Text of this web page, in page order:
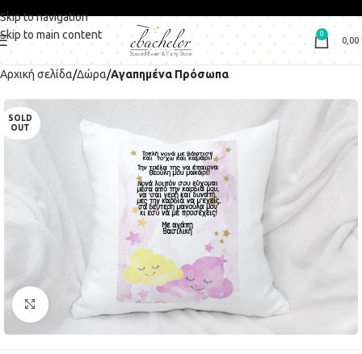
Skip to navigation
Skip to main content
0
0,00
Αρχική σελίδα Δώρα Αγαπημένα Πρόσωπα
SOLD
OUT
Click to enlarge